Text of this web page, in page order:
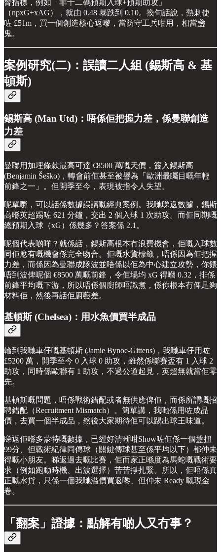
脅指標，例如「非十二碼預期入球+預期助攻」
（npxG+xAG），就由 0.48 暴跌到 0.10。換句話說，熱刺使
咗 £51m，買一個創造核心返嚟，當防守工兵咁用，相當盞
鬼。
案例研究(二)：誤讀二人組 (錫斯高 & 基
頓斯)
錫斯高 (Man Utd)：唔係佢把握力差，係曼聯創造
力差
曼聯用加埋條款最高可達 €8500 萬嘅天價，簽入錫斯高
(Benjamin Šeško)，轉會前佢甚至被譽為「歐洲最矚目嘅年輕
前鋒之一」。但開季至今，表現被指令人失望。
呢單嘢，可以話係數據誤讀嘅經典案例。我哋睇返數據，錫斯
高喺英超踢咗 621 分鐘，交出 2 個入球 1 次助攻。而佢同期嘅
總預期入球（xG）係幾多？答案係 2.1。
呢個代表啲咩？就係話，錫斯高根本冇浪費機會，佢嘅入球數
同佢應有嘅機會係完全吻合。佢嘅水貨標籤，唔係因為佢把握
力差，而係因為曼聯成隊波並唔係以佢為中心建立攻勢，你餵
唔到波俾呢個 €8500 萬嘅前鋒，令佢場均 xG 得嗰 0.32，排係
前鋒平均嘅下游，所以唔係個廚師唔識煮，係你根本冇俾足夠
材料佢，然後再話佢廚藝差。
基頓斯 (Chelsea)：用水魚價買半成品
輪到我哋車仔嘅基頓斯 (Jamie Bynoe-Gittens)，我哋車仔用咗
£5200 萬，開季至今 0 入球 0 助攻，雖然係聯賽盃有 1 入球 2
助攻，同時係歐聯有 1 助攻，不過公道起見，英超無就當佢零
先。
基頓斯嘅問題，唔係戰術錯配或者無供應俾佢，而係所謂嘅招
聘錯配（Recruitment Mismatch）。簡單講，我哋係用咗成品
價，去買一個半成品，然後大家期待佢可以踢出球王味道。
睇返佢喺多蒙特嘅數據，已經好清晰咁Show咗佢係一個盤扭
99分、但戰術紀律同傳球（關鍵傳球甚至係平均以下）都仲未
得嘅小朋友。睇返過去嘅比賽，佢而家正喺度為馬蛇嘅戰術要
求（例如跑動時機、出波選擇）苦苦掙扎緊。所以，佢唔係真
正嘅水貨，只係一個我哋溢價買返嚟、但仲未 Ready 嘅現金
卷。
「翻案」證據：點解有啲人又冇事？